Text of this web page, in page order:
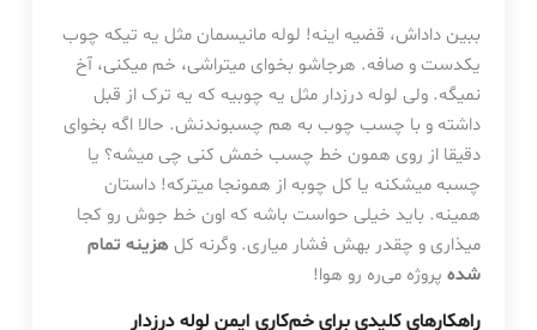
ببین داداش، قضیه اینه! لوله مانیسمان مثل یه تیکه چوب
یکدست و صافه. هرجاشو بخوای میتراشی، خم میکنی، آخ
نمیگه. ولی لوله درزدار مثل یه چوبیه که یه ترک از قبل
داشته و با چسب چوب به هم چسبوندنش. حالا اگه بخوای
دقیقا از روی همون خط چسب خمش کنی چی میشه؟ یا
چسبه میشکنه یا کل چوبه از همونجا میترکه! داستان
همینه. باید خیلی حواست باشه که اون خط جوش رو کجا
میذاری و چقدر بهش فشار میاری. وگرنه کل هزینه تمام
شدهپروژه می‌ره رو هوا!
راهکارهای کلیدی برای خم‌کاری ایمن لوله درزدار